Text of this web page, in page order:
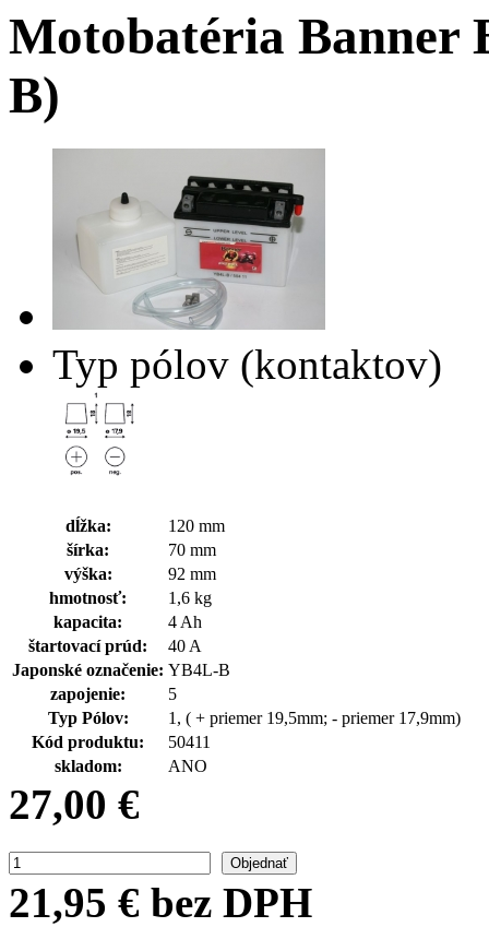
Motobatéria Banner
B)
Typ pólov (kontaktov)
dĺžka:
120 mm
šírka:
70 mm
výška:
92 mm
hmotnosť:
1,6 kg
kapacita:
4 Ah
štartovací prúd:
40 A
Japonské označenie: YB4L-B
zapojenie:
5
Typ Pólov:
1, ( + priemer 19,5mm; - priemer 17,9mm)
Kód produktu:
50411
skladom:
ANO
27,00 €
21,95 € bez DPH